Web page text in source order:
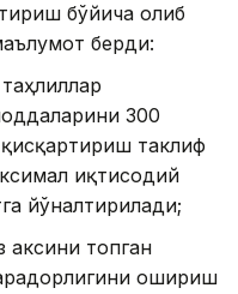
бўйича олиб
берди:
300
таклиф
иқтисодий
йўналтирилади;
аксини топган
ошириш